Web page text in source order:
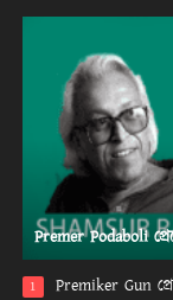
Premer Podaboli
1 Premiker Gun